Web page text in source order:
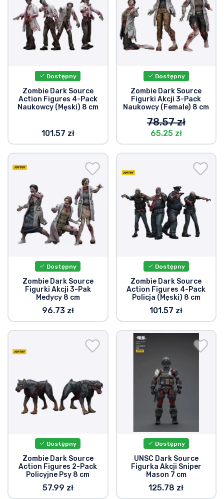
Dostępny
Zombie Dark Source
Action Figures 4-Pack
Naukowcy (Męski) 8 cm
101.57 zł
Dostępny
Zombie Dark Source
Figurki Akcji 3-Pack
Naukowcy (Female) 8 cm
78.57 zł
65.25 zł
Dostępny
Zombie Dark Source
Figurki Akcji 3-Pak
Medycy 8 cm
96.73 zł
Dostępny
Zombie Dark Source
Action Figures 4-Pack
Policja (Męski) 8 cm
101.57 zł
Dostępny
Zombie Dark Source
Action Figures 2-Pack
Policyjne Psy 8 cm
57.99 zł
Dostępny
UNSC Dark Source
Figurka Akcji Sniper
Mason 7 cm
125.78 zł